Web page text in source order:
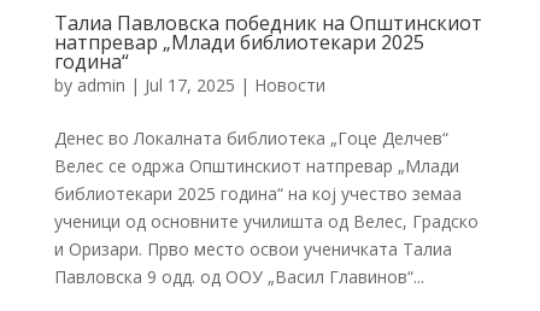
Талиа Павловска победник на Општинскиот
натпревар „Млади библиотекари 2025
година“
by admin | Jul 17, 2025 | Новости
Денес во Локалната библиотека „Гоце Делчев“
Велес се одржа Општинскиот натпревар „Млади
библиотекари 2025 година“ на кој учество земаа
ученици од основните училишта од Велес, Градско
и Оризари. Прво место освои ученичката Талиа
Павловска 9 одд. од ООУ „Васил Главинов“...